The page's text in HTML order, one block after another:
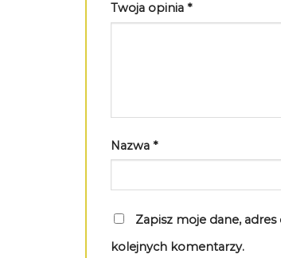
Twoja opinia *
Nazwa *
Zapisz moje dane,
kolejnych komentarzy.